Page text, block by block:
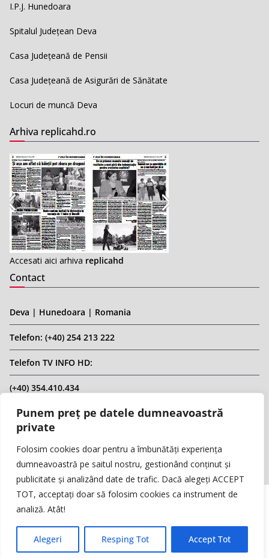
Punem preț pe datele dumneavoastră
private
Folosim cookies doar pentru a îmbunătăți experiența
dumneavoastră pe saitul nostru, gestionând conținut și
publicitate și analizând date de trafic. Dacă alegeți ACCEPT
TOT, acceptați doar să folosim cookies ca instrument de
analiză. Atât!
Alegeri Resping Tot Accept Tot
I.P.J. Hunedoara
Spitalul Județean Deva
Casa Județeană de Pensii
Casa Județeană de Asigurări de Sănătate
Locuri de muncă Deva
Arhiva replicahd.ro
Accesati aici arhiva replicahd
Contact
Deva | Hunedoara | Romania
Telefon: (+40) 254 213 222
Telefon TV INFO HD:
(+40) 354.410.434
Email: infohd20@gmail.com
Website: www.replicahd.ro